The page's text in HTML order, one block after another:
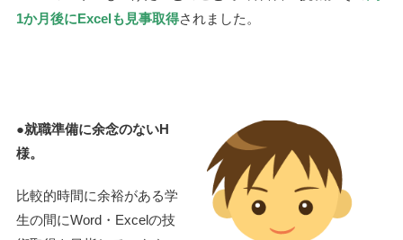
1か月後にExcelも見事取得されました。
●就職準備に余念のないH
様。
比較的時間に余裕がある学
生の間にWord・Excelの技